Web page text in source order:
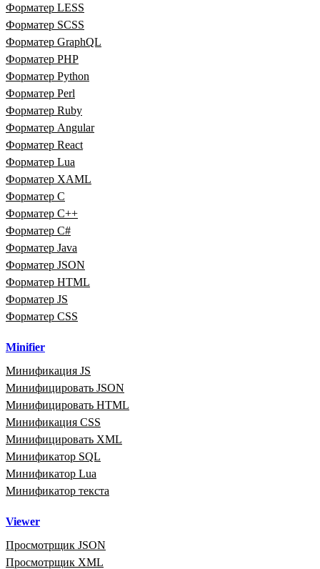
Форматер LESS
Форматер SCSS
Форматер GraphQL
Форматер PHP
Форматер Python
Форматер Perl
Форматер Ruby
Форматер Angular
Форматер React
Форматер Lua
Форматер XAML
Форматер C
Форматер C++
Форматер C#
Форматер Java
Форматер JSON
Форматер HTML
Форматер JS
Форматер CSS
Minifier
Минификация JS
Минифицировать JSON
Минифицировать HTML
Минификация CSS
Минифицировать XML
Минификатор SQL
Минификатор Lua
Минификатор текста
Viewer
Просмотрщик JSON
Просмотрщик XML